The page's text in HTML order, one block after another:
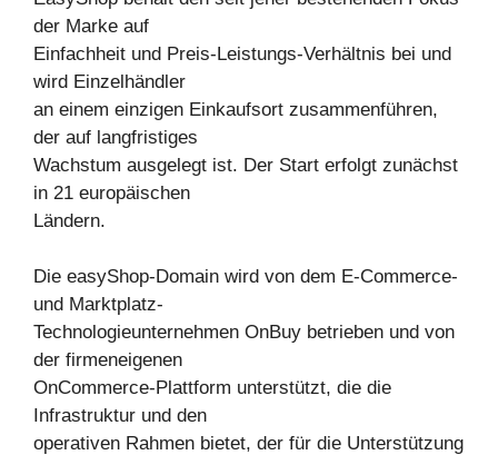
der Marke auf
Einfachheit und Preis-Leistungs-Verhältnis bei und
wird Einzelhändler
an einem einzigen Einkaufsort zusammenführen,
der auf langfristiges
Wachstum ausgelegt ist. Der Start erfolgt zunächst
in 21 europäischen
Ländern.
Die easyShop-Domain wird von dem E-Commerce-
und Marktplatz-
Technologieunternehmen OnBuy betrieben und von
der firmeneigenen
OnCommerce-Plattform unterstützt, die die
Infrastruktur und den
operativen Rahmen bietet, der für die Unterstützung